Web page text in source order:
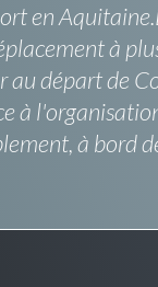
en
à
départ de
à
à bord